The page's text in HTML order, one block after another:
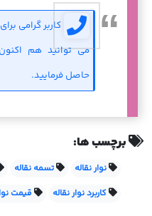
کاربر گرامی
حاصل فرمایید.
برچسب ها:
نوار نقاله تسمه نقاله
کاربرد نوار نقاله
قیمت